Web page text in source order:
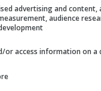
advertising and content,
audience
or access information on a